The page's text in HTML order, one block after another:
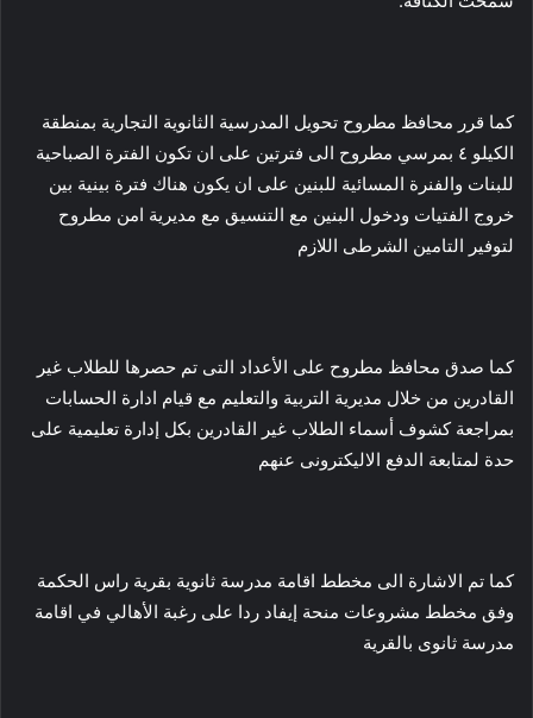
كما قرر محافظ مطروح تحويل المدرسية الثانوية التجارية بمنطقة
الكيلو ٤ بمرسي مطروح الى فترتين على ان تكون الفترة الصباحية
للبنات والفنرة المسائية للبنين على ان يكون هناك فترة بينية بين
خروج الفتيات ودخول البنين مع التنسيق مع مديرية امن مطروح
لتوفير التامين الشرطى اللازم
كما صدق محافظ مطروح على الأعداد التى تم حصرها للطلاب غير
القادرين من خلال مديرية التربية والتعليم مع قيام ادارة الحسابات
بمراجعة كشوف أسماء الطلاب غير القادرين بكل إدارة تعليمية على
حدة لمتابعة الدفع الاليكترونى عنهم
كما تم الاشارة الى مخطط اقامة مدرسة ثانوية بقرية راس الحكمة
وفق مخطط مشروعات منحة إيفاد ردا على رغبة الأهالي في اقامة
مدرسة ثانوى بالقرية